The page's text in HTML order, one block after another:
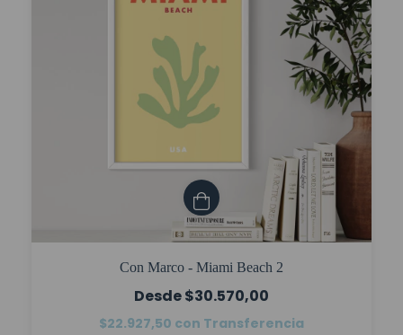
Con Marco - Miami Beach 2
$30.570,00
$22.927,50 con Transferencia